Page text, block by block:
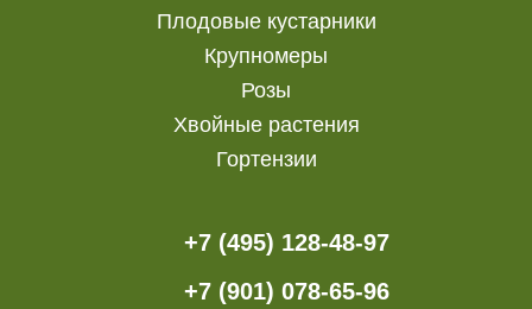
Плодовые кустарники
Крупномеры
Розы
Хвойные растения
Гортензии
+7 (495) 128-48-97
+7 (901) 078-65-96